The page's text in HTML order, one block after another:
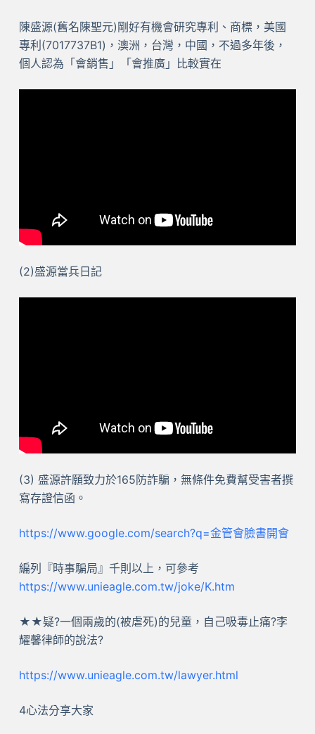
陳盛源(舊名陳聖元)剛好有機會研究專利、商標，美國
專利(7017737B1)，澳洲，台灣，中國，不過多年後，
個人認為「會銷售」「會推廣」比較實在
(2)盛源當兵日記
(3) 盛源許願致力於165防詐騙，無條件免費幫受害者撰
寫存證信函。
https://www.google.com/search?q=金管會臉書開會
編列『時事騙局』千則以上，可參考
https://www.unieagle.com.tw/joke/K.htm
★★疑?一個兩歲的(被虐死)的兒童，自己吸毒止痛?李
耀馨律師的說法?
https://www.unieagle.com.tw/lawyer.html
4心法分享大家